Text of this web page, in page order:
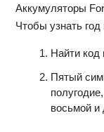
Аккумуляторы
Чтобы узнать
Найти код
Пятый
восьмой и